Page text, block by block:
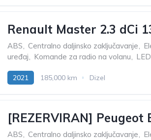
Renault Master 2.3 dCi
ABS, Centralno daljinsko zaključavanje,
uređaj, Komande za radio na volanu,
2021 185,000 km Dizel
[REZERVIRAN] Peugeot
ABS, Centralno daljinsko zaključavanje,